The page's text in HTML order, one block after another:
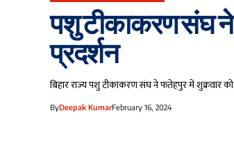
पशु टीकाकरण संघ ने
प्रदर्शन
बिहार राज्य पशु टीकाकरण संघ ने फतेहपुर में शुक्रवार
ByDeepak KumarFebruary 16, 2024